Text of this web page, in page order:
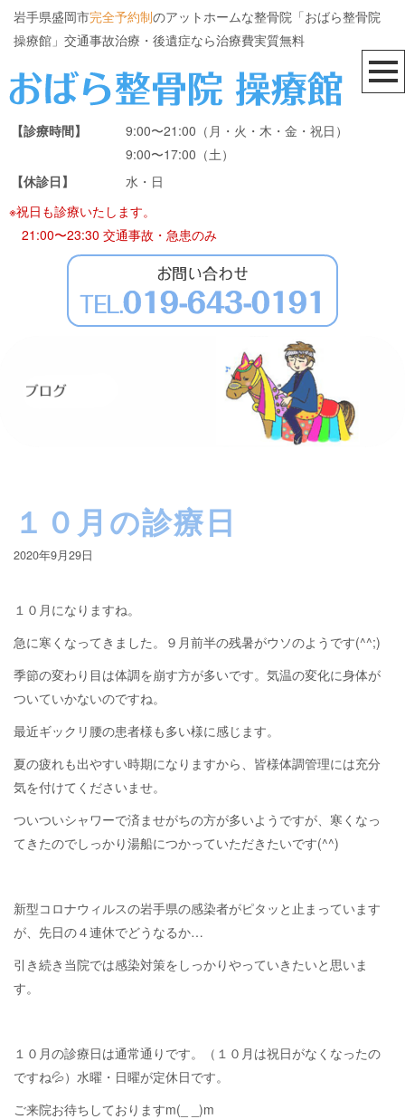
岩手県盛岡市完全予約制のアットホームな整骨院「おばら整骨院
操療館」交通事故治療・後遺症なら治療費実質無料
【診療時間】
9:00〜21:00（月・火・木・金・祝日）
9:00〜17:00（土）
【休診日】
水・日
※祝日も診療いたします。
21:00〜23:30 交通事故・急患のみ
１０月の診療日
2020年9月29日
１０月になりますね。
急に寒くなってきました。９月前半の残暑がウソのようです(^^;)
季節の変わり目は体調を崩す方が多いです。気温の変化に身体が
ついていかないのですね。
最近ギックリ腰の患者様も多い様に感じます。
夏の疲れも出やすい時期になりますから、皆様体調管理には充分
気を付けてくださいませ。
ついついシャワーで済ませがちの方が多いようですが、寒くなっ
てきたのでしっかり湯船につかっていただきたいです(^^)
新型コロナウィルスの岩手県の感染者がピタッと止まっています
が、先日の４連休でどうなるか…
引き続き当院では感染対策をしっかりやっていきたいと思いま
す。
１０月の診療日は通常通りです。（１０月は祝日がなくなったの
ですね💦）水曜・日曜が定休日です。
ご来院お待ちしておりますm(_ _)m